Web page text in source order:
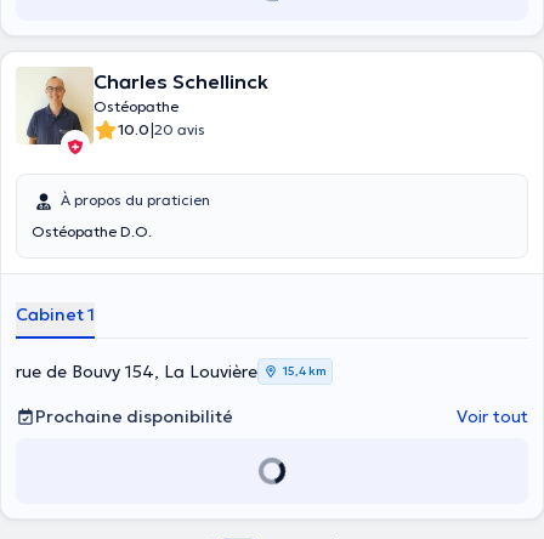
Charles Schellinck
Ostéopathe
10.0|20 avis
À propos du praticien
Ostéopathe D.O.
Cabinet 1
rue de Bouvy 154, La Louvière 15,4 km
Prochaine disponibilité Voir tout